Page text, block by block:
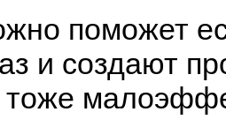
поможет
и создают
тоже